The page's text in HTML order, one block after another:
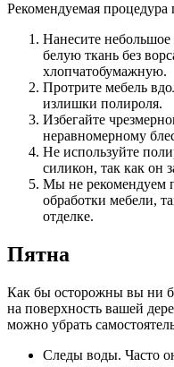
Рекомендуемая процедура
Нанесите
белую ткань без
хлопчатобумажную.
Протрите мебель
излишки полироля.
Избегайте
неравномерному
Не используйте
силикон, так как он
Мы не рекомендуем
обработки мебели,
отделке.
Пятна
Как бы осторожны вы ни
на поверхность вашей
можно убрать
Следы воды. Часто